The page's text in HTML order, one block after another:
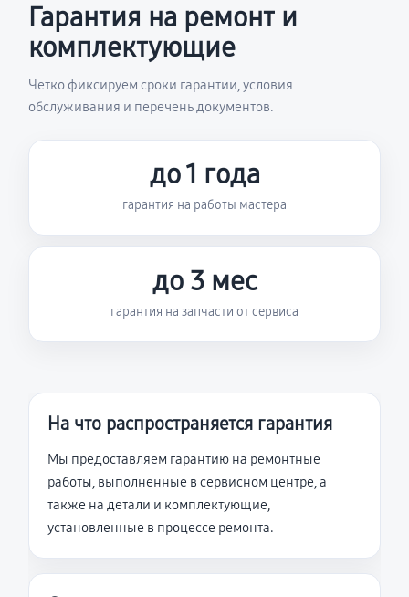
Гарантия на ремонт и
комплектующие
Четко фиксируем сроки гарантии, условия
обслуживания и перечень документов.
до 1 года
гарантия на работы мастера
до 3 мес
гарантия на запчасти от сервиса
На что распространяется гарантия
Мы предоставляем гарантию на ремонтные
работы, выполненные в сервисном центре, а
также на детали и комплектующие,
установленные в процессе ремонта.